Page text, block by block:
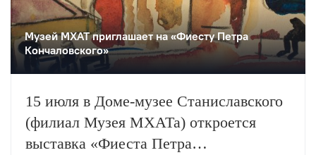
Музей МХАТ приглашает на «Фиесту Петра
Кончаловского»
15 июля в Доме-музее Станиславского
(филиал Музея МХАТа) откроется
выставка «Фиеста Петра